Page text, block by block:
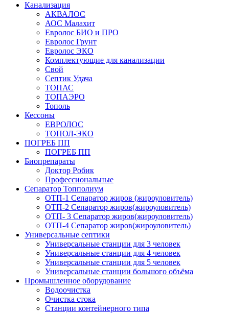
Канализация
АКВАЛОС
АОС Малахит
Евролос БИО и ПРО
Евролос Грунт
Евролос ЭКО
Комплектующие для канализации
Свой
Септик Удача
ТОПАС
ТОПАЭРО
Тополь
Кессоны
ЕВРОЛОС
ТОПОЛ-ЭКО
ПОГРЕБ ПП
ПОГРЕБ ПП
Биопрепараты
Доктор Робик
Профессиональные
Сепаратор Топполиум
ОТП-1 Сепаратор жиров (жироуловитель)
ОТП-2 Сепаратор жиров(жироуловитель)
ОТП- 3 Сепаратор жиров(жироуловитель)
ОТП-4 Сепаратор жиров(жироуловитель)
Универсальные септики
Универсальные станции для 3 человек
Универсальные станции для 4 человек
Универсальные станции для 5 человек
Универсальные станции большого объёма
Промышленное оборудование
Водоочистка
Очистка стока
Станции контейнерного типа